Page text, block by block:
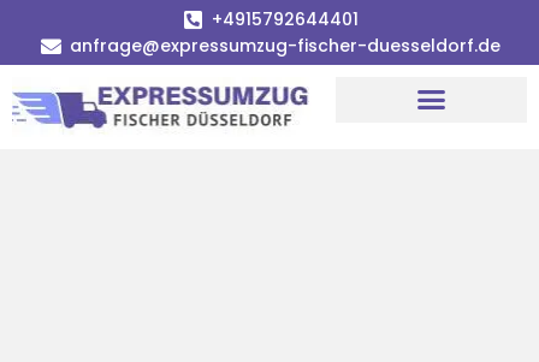
+4915792644401
anfrage@expressumzug-fischer-duesseldorf.de